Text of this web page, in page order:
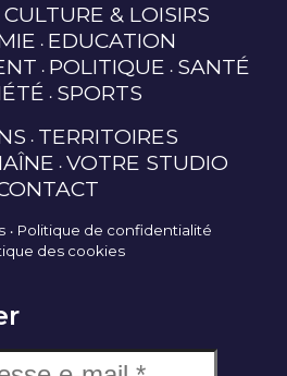
CULTURE & LOISIRS
EDUCATION
POLITIQUE SANTÉ
SPORTS
TERRITOIRES
VOTRE STUDIO
Politique de confidentialité
des cookies